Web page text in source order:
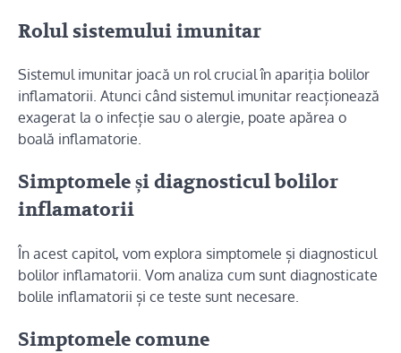
Rolul sistemului imunitar
Sistemul imunitar joacă un rol crucial în apariția bolilor
inflamatorii. Atunci când sistemul imunitar reacționează
exagerat la o infecție sau o alergie, poate apărea o
boală inflamatorie.
Simptomele și diagnosticul bolilor
inflamatorii
În acest capitol, vom explora simptomele și diagnosticul
bolilor inflamatorii. Vom analiza cum sunt diagnosticate
bolile inflamatorii și ce teste sunt necesare.
Simptomele comune